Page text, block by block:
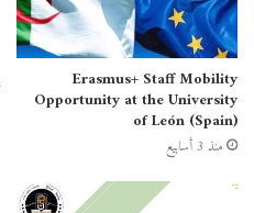
Erasmus+ Staff Mobility
Opportunity at the University
of León (Spain)
منذ 3 أسابيع